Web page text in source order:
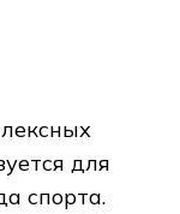
для
спорта.